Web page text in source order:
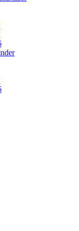
Насколько
клиент
ремонт